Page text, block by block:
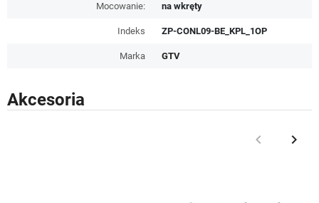
Mocowanie: na wkręty
Indeks ZP-CONL09-BE_KPL_1OP
Marka GTV
Akcesoria
Poprzedni
keyboard_arrow_left keyboard_arrow_right